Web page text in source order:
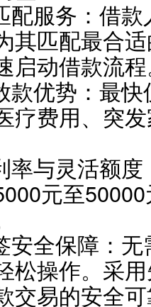
服务：借款
其匹配最合
启动借款流
优势：最快
疗费用、突
与灵活额度
元至
全保障：无
松操作。采
交易的安全